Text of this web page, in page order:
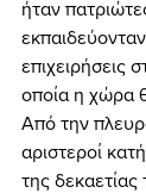
ήταν
εκπαιδεύονταν
επιχειρήσεις
οποία η χώρα
Από την
αριστεροί
της